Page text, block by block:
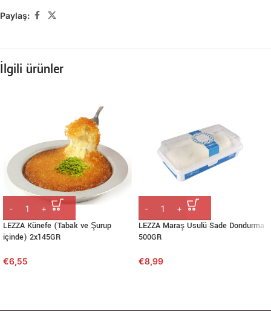
Paylaş:
İlgili ürünler
LEZZA Künefe (Tabak ve Şurup
içinde) 2x145GR
€6,55
LEZZA Maraş Usulü Sade Dondurma
500GR
€8,99